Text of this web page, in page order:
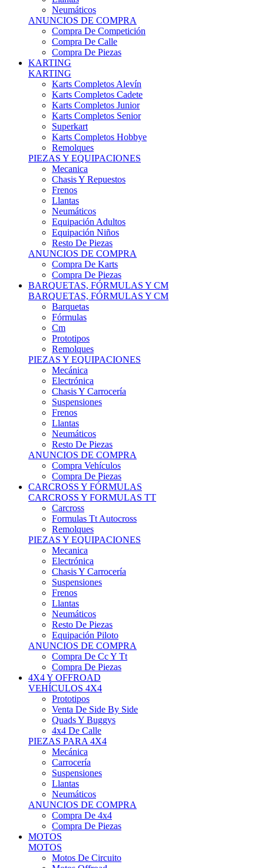
Neumáticos
ANUNCIOS DE COMPRA
Compra De Competición
Compra De Calle
Compra De Piezas
KARTING
KARTING
Karts Completos Alevín
Karts Completos Cadete
Karts Completos Junior
Karts Completos Senior
Superkart
Karts Completos Hobbye
Remolques
PIEZAS Y EQUIPACIONES
Mecanica
Chasis Y Repuestos
Frenos
Llantas
Neumáticos
Equipación Adultos
Equipación Niños
Resto De Piezas
ANUNCIOS DE COMPRA
Compra De Karts
Compra De Piezas
BARQUETAS, FÓRMULAS Y CM
BARQUETAS, FÓRMULAS Y CM
Barquetas
Fórmulas
Cm
Prototipos
Remolques
PIEZAS Y EQUIPACIONES
Mecánica
Electrónica
Chasis Y Carrocería
Suspensiones
Frenos
Llantas
Neumáticos
Resto De Piezas
ANUNCIOS DE COMPRA
Compra Vehículos
Compra De Piezas
CARCROSS Y FÓRMULAS
CARCROSS Y FORMULAS TT
Carcross
Formulas Tt Autocross
Remolques
PIEZAS Y EQUIPACIONES
Mecanica
Electrónica
Chasis Y Carrocería
Suspensiones
Frenos
Llantas
Neumáticos
Resto De Piezas
Equipación Piloto
ANUNCIOS DE COMPRA
Compra De Cc Y Tt
Compra De Piezas
4X4 Y OFFROAD
VEHÍCULOS 4X4
Prototipos
Venta De Side By Side
Quads Y Buggys
4x4 De Calle
PIEZAS PARA 4X4
Mecánica
Carrocería
Suspensiones
Llantas
Neumáticos
ANUNCIOS DE COMPRA
Compra De 4x4
Compra De Piezas
MOTOS
MOTOS
Motos De Circuito